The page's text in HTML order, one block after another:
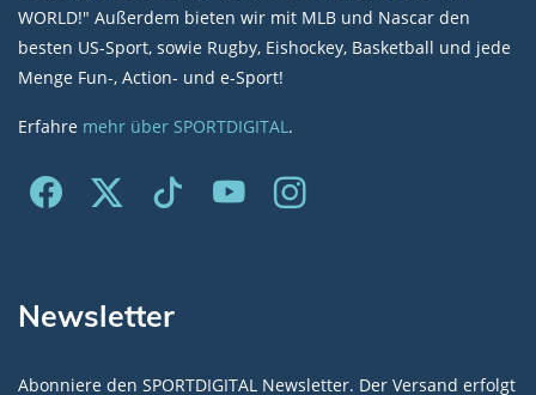
WORLD!" Außerdem bieten wir mit MLB und Nascar den
besten US-Sport, sowie Rugby, Eishockey, Basketball und jede
Menge Fun-, Action- und e-Sport!
Erfahre mehr über SPORTDIGITAL.
Newsletter
Abonniere den SPORTDIGITAL Newsletter. Der Versand erfolgt